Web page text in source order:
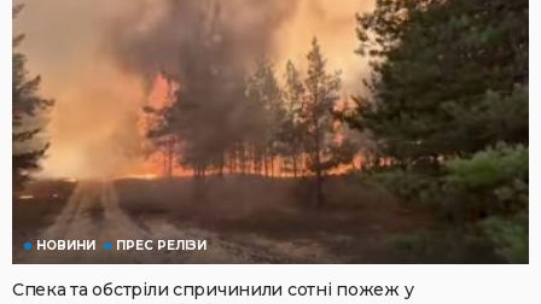
НОВИНИ ПРЕС РЕЛІЗИ
Спека та обстріли спричинили сотні пожеж у